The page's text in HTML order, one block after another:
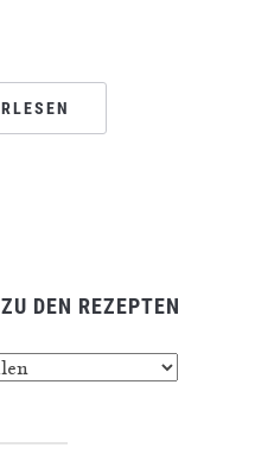
DEN REZEPTEN